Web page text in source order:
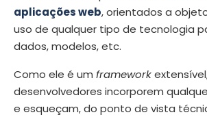
aplicações web, orientados a
uso de qualquer tipo de tecnologia
dados, modelos, etc.
Como ele é um framework
desenvolvedores incorporem
e esqueçam, do ponto de vista